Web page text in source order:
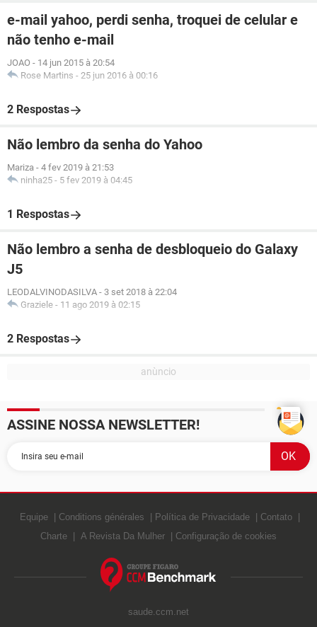
e-mail yahoo, perdi senha, troquei de celular e
não tenho e-mail
JOAO - 14 jun 2015 à 20:54
Rose Martins - 25 jun 2016 à 00:16
2 Respostas
Não lembro da senha do Yahoo
Mariza - 4 fev 2019 à 21:53
ninha25 - 5 fev 2019 à 04:45
1 Respostas
Não lembro a senha de desbloqueio do Galaxy
J5
LEODALVINODASILVA - 3 set 2018 à 22:04
Graziele - 11 ago 2019 à 02:15
2 Respostas
ASSINE NOSSA NEWSLETTER!
Equipe Conditions générales Política de Privacidade
Contato
Charte
A Revista Da Mulher Configuração de cookies
saude.ccm.net